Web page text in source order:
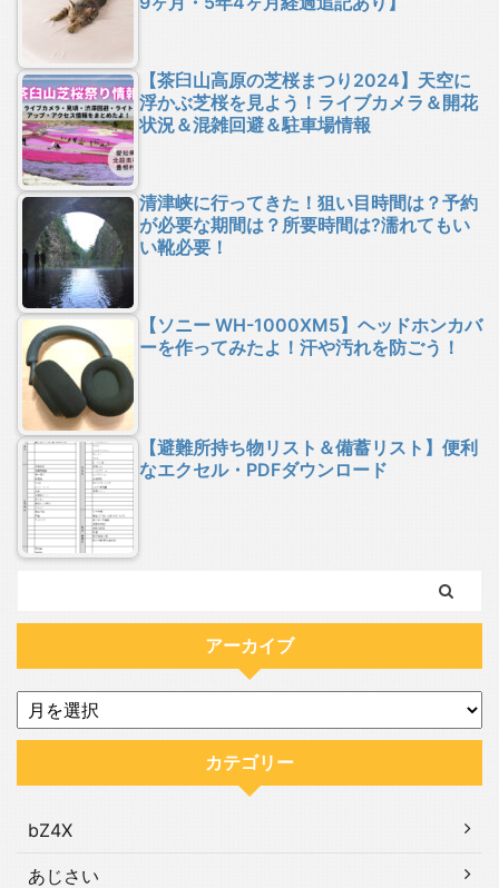
【茶臼山高原の芝桜まつり2024】天空に
浮かぶ芝桜を見よう！ライブカメラ＆開花
状況＆混雑回避＆駐車場情報
清津峡に行ってきた！狙い目時間は？予約
が必要な期間は？所要時間は?濡れてもい
い靴必要！
【ソニー WH-1000XM5】ヘッドホンカバ
ーを作ってみたよ！汗や汚れを防ごう！
【避難所持ち物リスト＆備蓄リスト】便利
なエクセル・PDFダウンロード
アーカイブ
カテゴリー
bZ4X
あじさい